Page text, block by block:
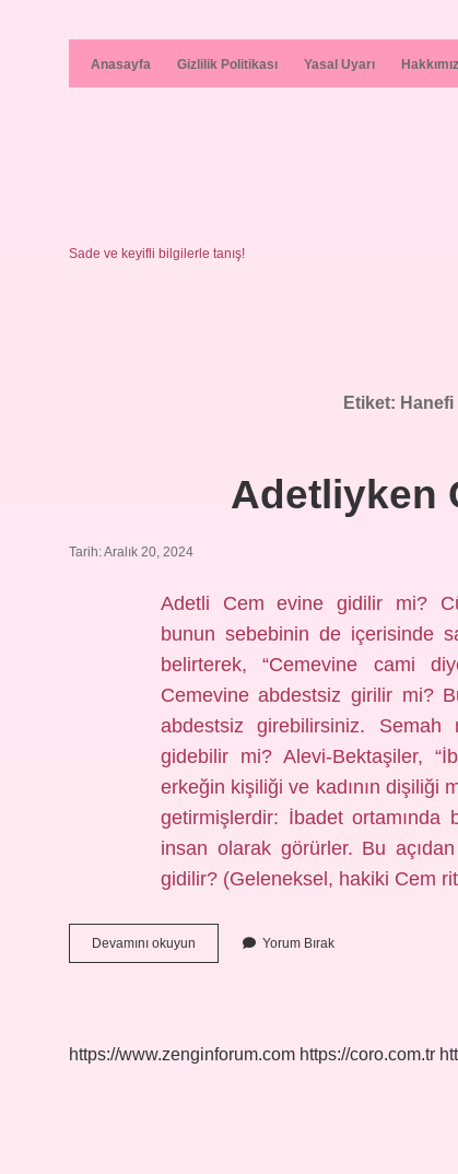
Anasayfa Gizlilik Politikası Yasal Uyarı
Sade ve keyifli bilgilerle tanış!
Etiket:
Adetliyken
Tarih: Aralık 20, 2024
Adetli Cem evine gidilir mi?
bunun sebebinin de içerisinde
belirterek, “Cemevine cami
Cemevine abdestsiz girilir mi?
abdestsiz girebilirsiniz. Semah
gidebilir mi? Alevi-Bektaşiler,
erkeğin kişiliği ve kadının dişiliği
getirmişlerdir: İbadet
insan olarak görürler. Bu
gidilir? (Geleneksel, hakiki Cem
Devamını okuyun Adetliyken
Cemevine
Yorum Bırak
https://www.zenginforum.com https://coro.com.tr